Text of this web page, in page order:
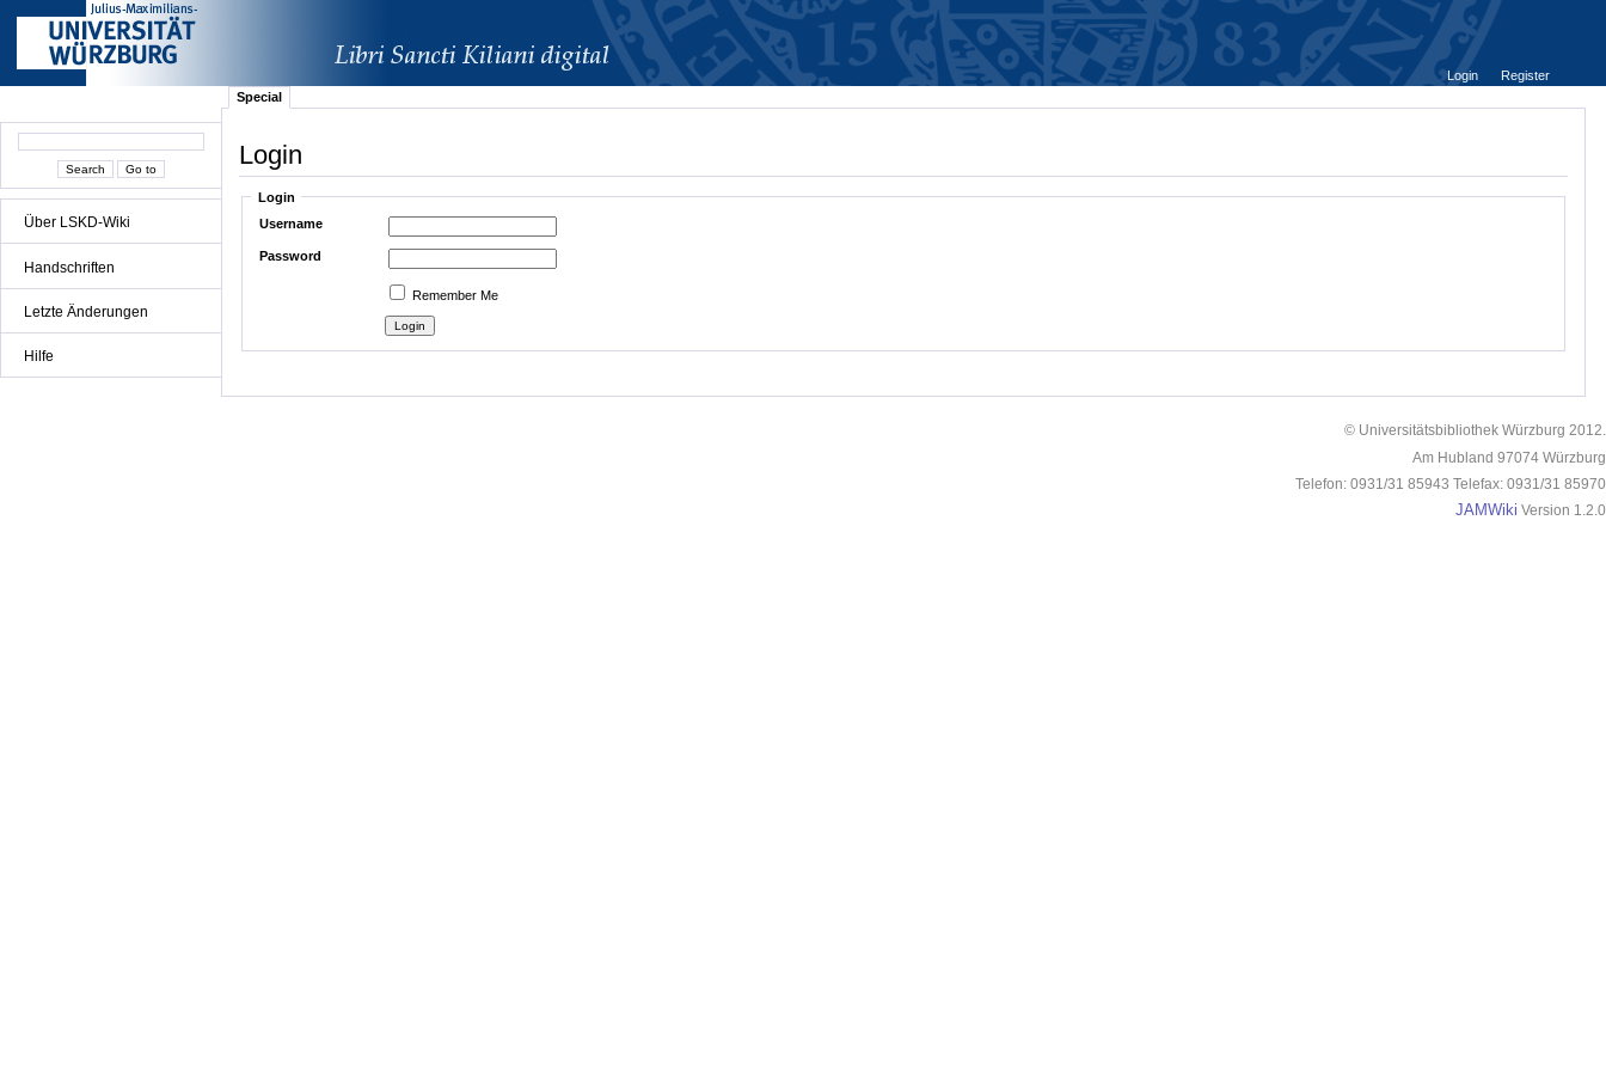
Über LSKD-Wiki
Handschriften
Letzte Änderungen
Hilfe
Login
Register
Special
Login
Login
Username
Password
Remember Me
© Universitätsbibliothek Würzburg 2012.
Am Hubland 97074 Würzburg
Telefon: 0931/31 85943 Telefax: 0931/31 85970
JAMWiki Version 1.2.0